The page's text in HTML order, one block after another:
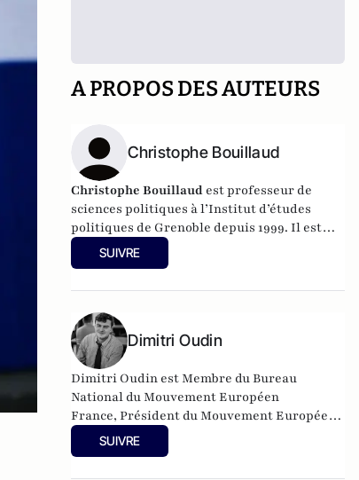
A PROPOS DES AUTEURS
Christophe Bouillaud
Christophe Bouillaud est professeur de
sciences politiques à l’Institut d’études
politiques de Grenoble depuis 1999. Il est
spécialiste à la fois de la vie politique
italienne, et de la vie politique européenne,
SUIVRE
Dimitri Oudin
Dimitri Oudin est Membre du Bureau
National du Mouvement Européen
France, Président du Mouvement Européen
Marne.SUIVRE